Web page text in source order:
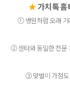
★가치톡
① 병원처럼 오래 기
② 센터와 동일한 전문
③ 맞벌이 가정도